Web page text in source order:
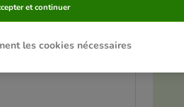
Refresher
pour litière
talc pour bébé 700 g
les cookies nécessaires
et continuer